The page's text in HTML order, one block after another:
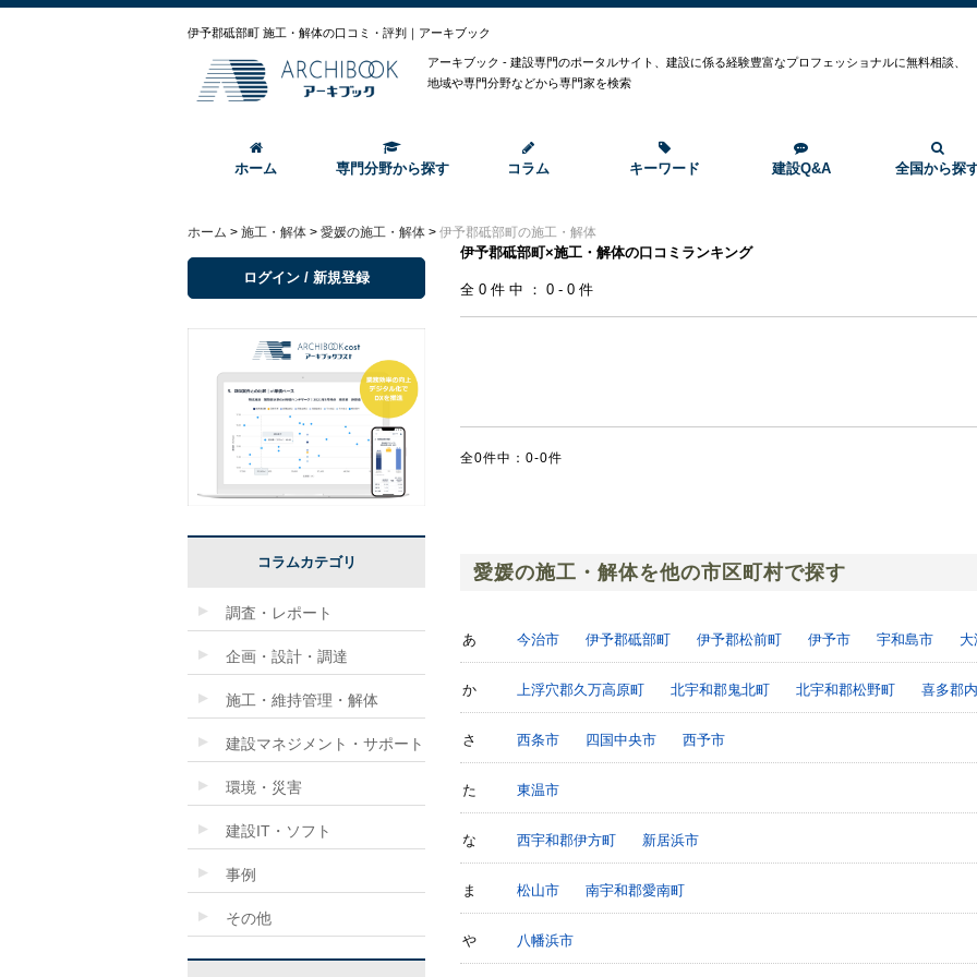
伊予郡砥部町 施工・解体の口コミ・評判｜アーキブック
アーキブック - 建設専門のポータルサイト、建設に係る経験豊富なプロフェッショナルに無料相談、
地域や専門分野などから専門家を検索
ホーム 専門分野から探す コラム キーワード 建設Q&A 全国から探
ホーム > 施工・解体 > 愛媛の施工・解体 > 伊予郡砥部町の施工・解体
伊予郡砥部町×施工・解体の口コミランキング
全0件中：0-0件
全0件中：0-0件
愛媛の施工・解体を他の市区町村で探す
あ 今治市 伊予郡砥部町 伊予郡松前町 伊予市 宇和島市 大
か 上浮穴郡久万高原町 北宇和郡鬼北町 北宇和郡松野町 喜多郡
さ 西条市 四国中央市 西予市
た 東温市
な 西宇和郡伊方町 新居浜市
ま 松山市 南宇和郡愛南町
や 八幡浜市
ログイン / 新規登録
コラムカテゴリ
調査・レポート
企画・設計・調達
施工・維持管理・解体
建設マネジメント・サポート
環境・災害
建設IT・ソフト
事例
その他